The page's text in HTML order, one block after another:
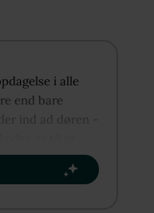
i alle
end bare
ind ad døren -